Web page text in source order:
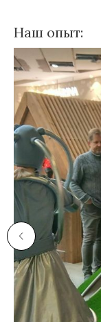
Наш опыт: